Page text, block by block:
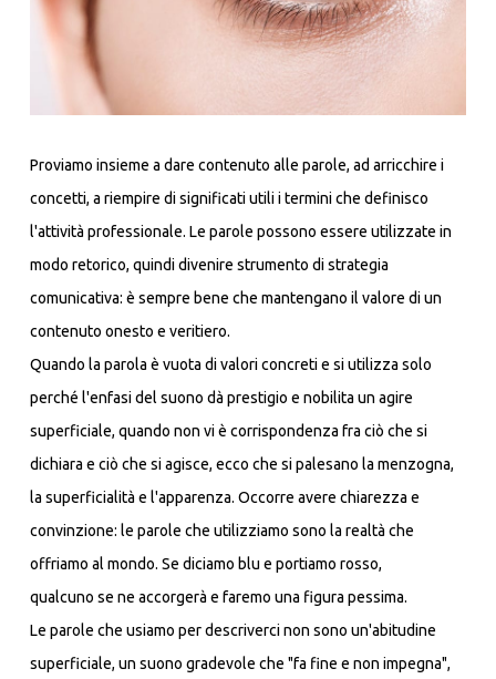
Proviamo insieme a dare contenuto alle parole, ad arricchire i
concetti, a riempire di significati utili i termini che definisco
l'attività professionale. Le parole possono essere utilizzate in
modo retorico, quindi divenire strumento di strategia
comunicativa: è sempre bene che mantengano il valore di un
contenuto onesto e veritiero.
Quando la parola è vuota di valori concreti e si utilizza solo
perché l'enfasi del suono dà prestigio e nobilita un agire
superficiale, quando non vi è corrispondenza fra ciò che si
dichiara e ciò che si agisce, ecco che si palesano la menzogna,
la superficialità e l'apparenza. Occorre avere chiarezza e
convinzione: le parole che utilizziamo sono la realtà che
offriamo al mondo. Se diciamo blu e portiamo rosso,
qualcuno se ne accorgerà e faremo una figura pessima.
Le parole che usiamo per descriverci non sono un'abitudine
superficiale, un suono gradevole che "fa fine e non impegna",